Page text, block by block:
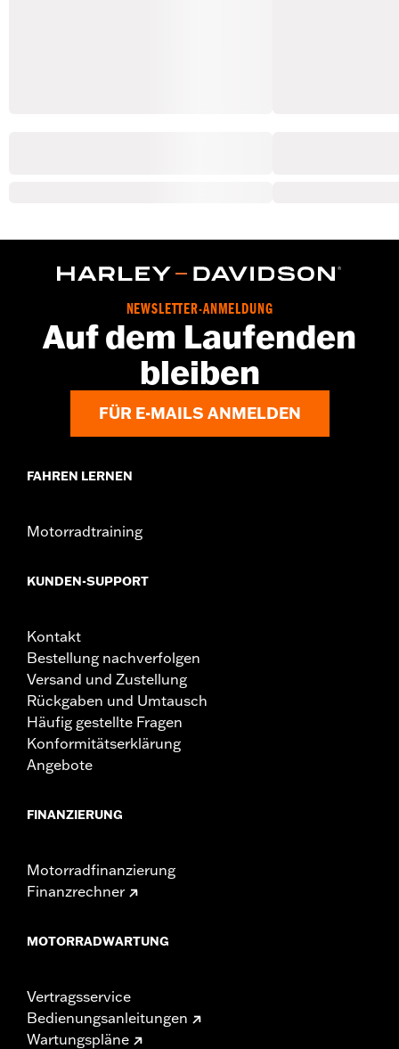
NEWSLETTER-ANMELDUNG
Auf dem Laufenden
bleiben
FÜR E-MAILS ANMELDEN
FAHREN LERNEN
Motorradtraining
KUNDEN-SUPPORT
Kontakt
Bestellung nachverfolgen
Versand und Zustellung
Rückgaben und Umtausch
Häufig gestellte Fragen
Konformitätserklärung
Angebote
FINANZIERUNG
Motorradfinanzierung
Finanzrechner
MOTORRADWARTUNG
Vertragsservice
Bedienungsanleitungen
Wartungspläne